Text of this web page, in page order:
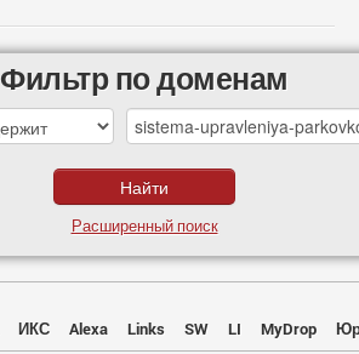
Фильтр по доменам
Расширенный поиск
ИКС Alexa Links SW LI MyDrop